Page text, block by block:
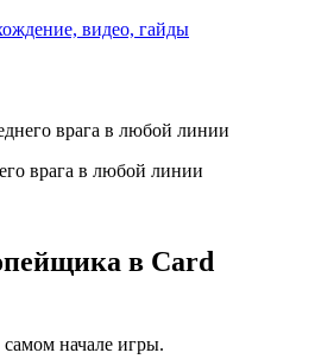
врага в любой линии
врага в любой линии
в Card
начале игры.